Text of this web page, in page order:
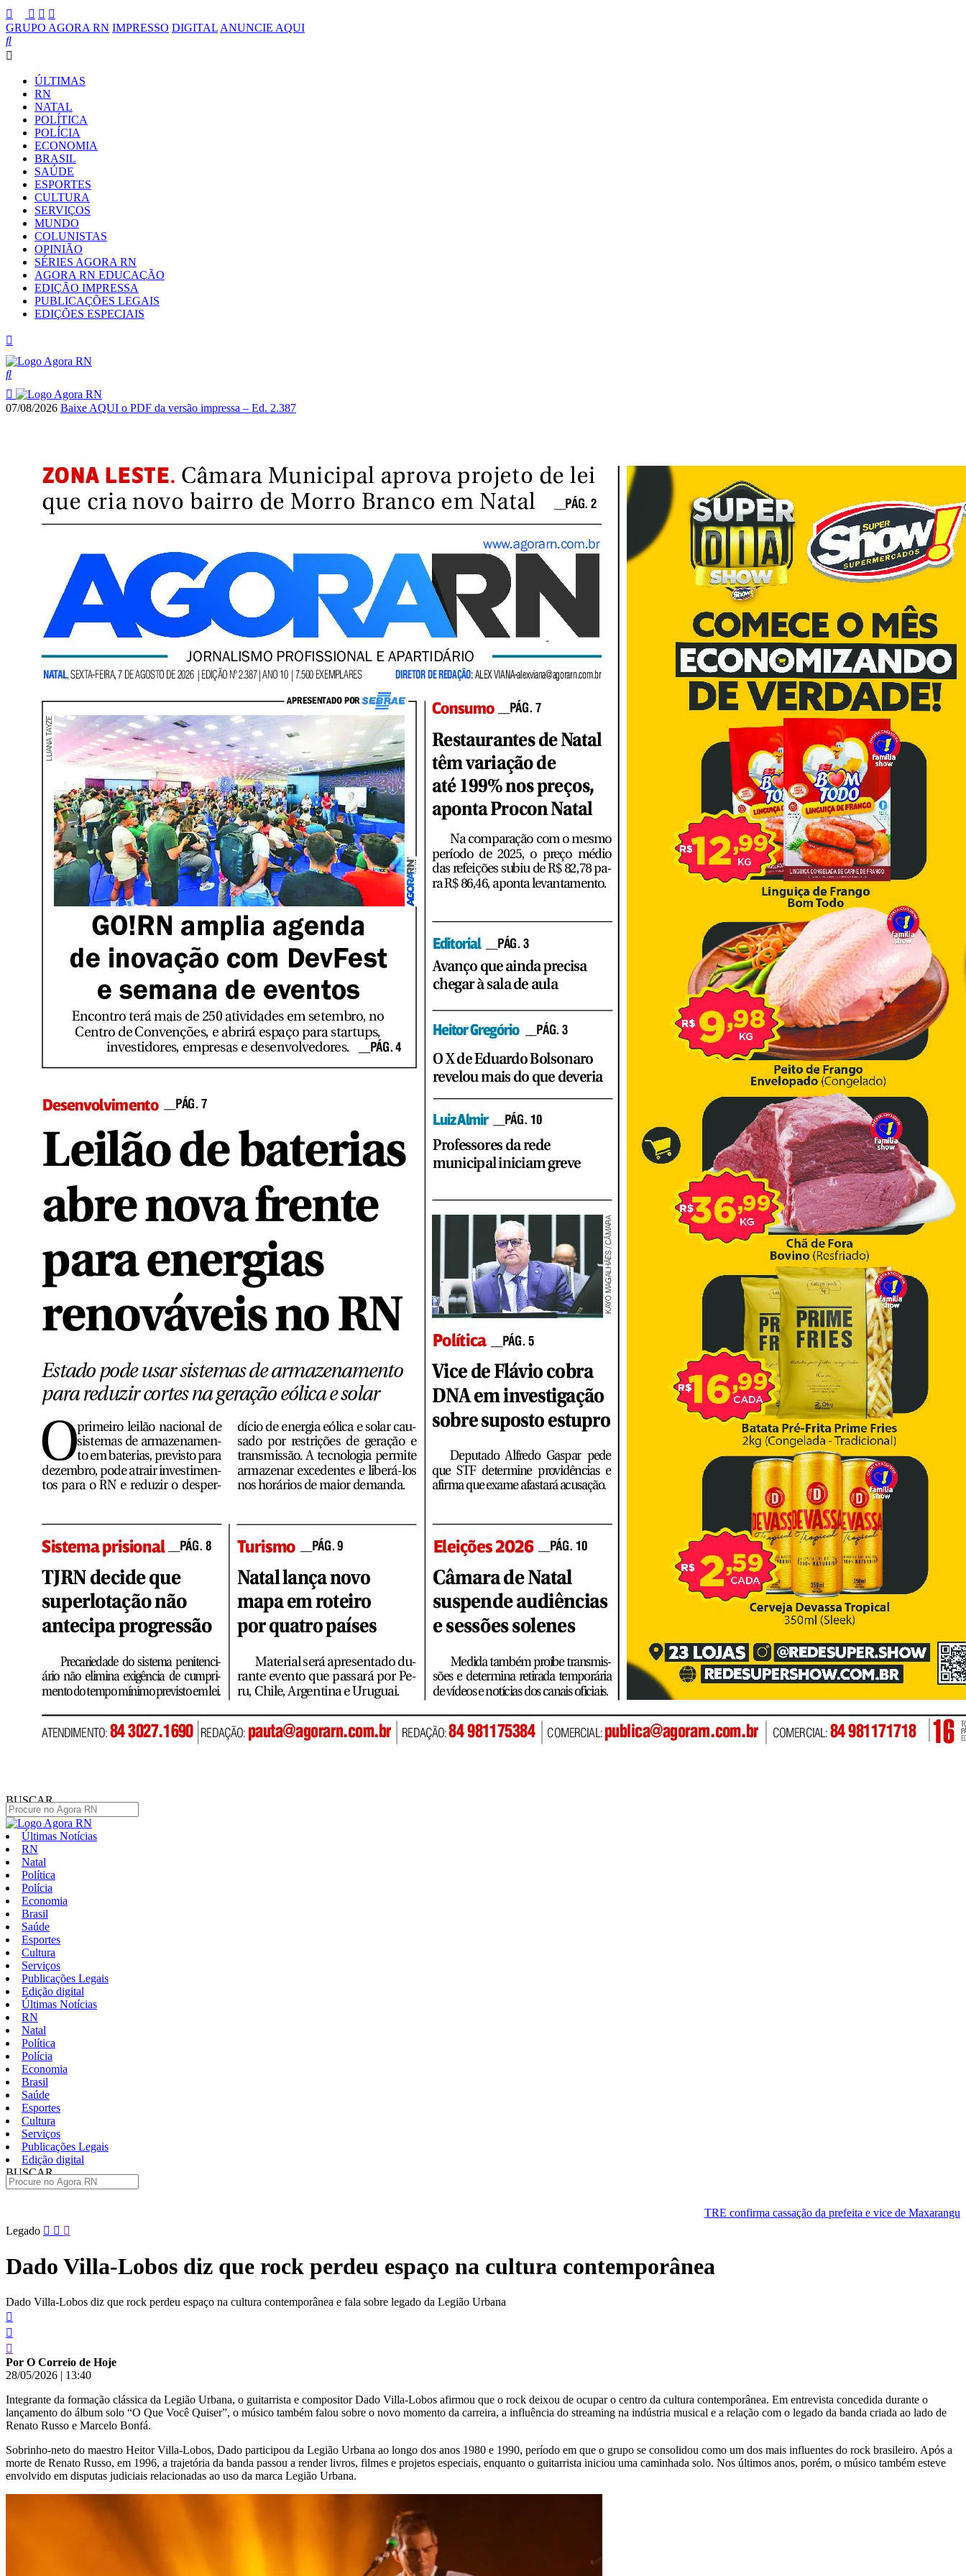
GRUPO AGORA RN IMPRESSO DIGITAL ANUNCIE AQUI
ÚLTIMAS
RN
NATAL
POLÍTICA
POLÍCIA
ECONOMIA
BRASIL
SAÚDE
ESPORTES
CULTURA
SERVIÇOS
MUNDO
COLUNISTAS
OPINIÃO
SÉRIES AGORA RN
AGORA RN EDUCAÇÃO
EDIÇÃO IMPRESSA
PUBLICAÇÕES LEGAIS
EDIÇÕES ESPECIAIS
07/08/2026 Baixe AQUI o PDF da versão impressa – Ed. 2.387
BUSCAR
Últimas Notícias
RN
Natal
Política
Polícia
Economia
Brasil
Saúde
Esportes
Cultura
Serviços
Publicações Legais
Edição digital
Últimas Notícias
RN
Natal
Política
Polícia
Economia
Brasil
Saúde
Esportes
Cultura
Serviços
Publicações Legais
Edição digital
BUSCAR
TRE confirma cassação da prefeita e vice de Maxaranguape, e município
Pular
para
conteúdo
Legado
Dado Villa-Lobos diz que rock perdeu espaço na cultura contemporânea
Dado Villa-Lobos diz que rock perdeu espaço na cultura contemporânea e fala sobre legado da Legião Urbana
Por O Correio de Hoje
28/05/2026 | 13:40
Integrante da formação clássica da Legião Urbana, o guitarrista e compositor Dado Villa-Lobos afirmou que o rock deixou de ocupar o centro da cultura contemporânea. Em entrevista concedida durante o
lançamento do álbum solo “O Que Você Quiser”, o músico também falou sobre o novo momento da carreira, a influência do streaming na indústria musical e a relação com o legado da banda criada ao lado de
Renato Russo e Marcelo Bonfá.
Sobrinho-neto do maestro Heitor Villa-Lobos, Dado participou da Legião Urbana ao longo dos anos 1980 e 1990, período em que o grupo se consolidou como um dos mais influentes do rock brasileiro. Após a
morte de Renato Russo, em 1996, a trajetória da banda passou a render livros, filmes e projetos especiais, enquanto o guitarrista iniciou uma caminhada solo. Nos últimos anos, porém, o músico também esteve
envolvido em disputas judiciais relacionadas ao uso da marca Legião Urbana.